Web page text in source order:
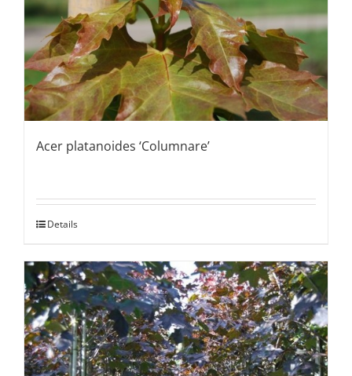
Acer platanoides ‘Columnare’
Details